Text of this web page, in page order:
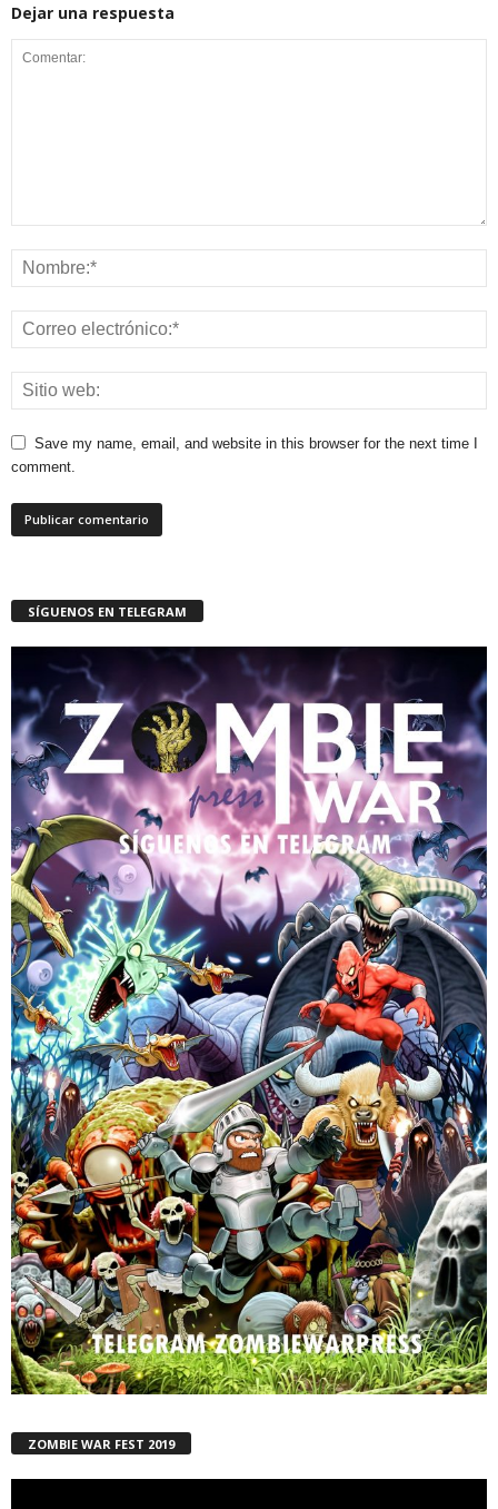
Dejar una respuesta
Save my name, email, and website in this browser for the next time I
comment.
SÍGUENOS EN TELEGRAM
ZOMBIE WAR FEST 2019